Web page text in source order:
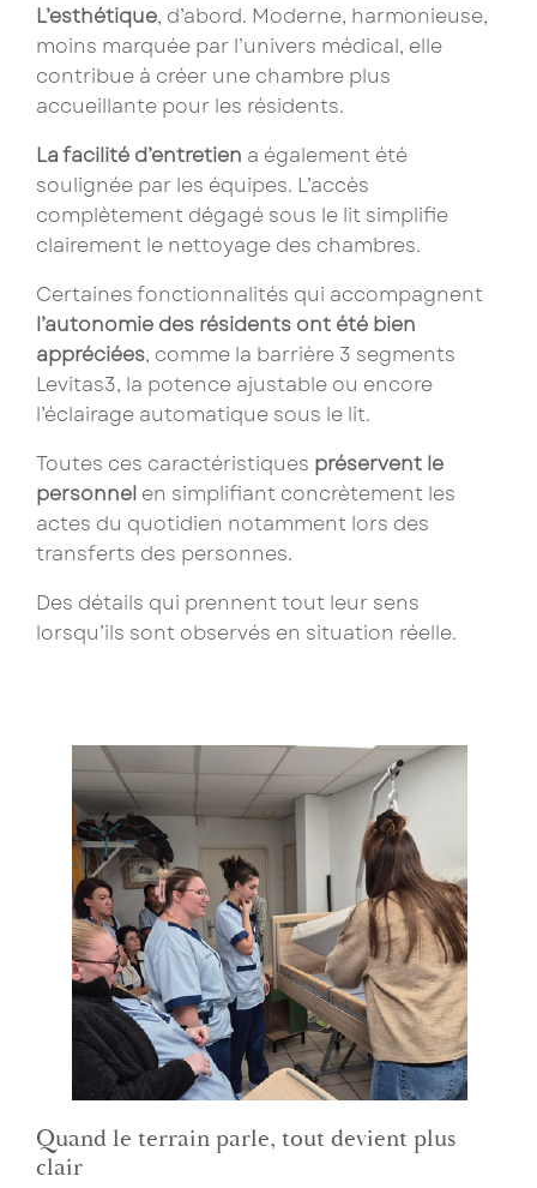
L’esthétique, d’abord. Moderne, harmonieuse,
moins marquée par l’univers médical, elle
contribue à créer une chambre plus
accueillante pour les résidents.
La facilité d’entretien a également été
soulignée par les équipes. L’accès
complètement dégagé sous le lit simplifie
clairement le nettoyage des chambres.
Certaines fonctionnalités qui accompagnent
l’autonomie des résidents ont été bien
appréciées, comme la barrière 3 segments
Levitas3, la potence ajustable ou encore
l’éclairage automatique sous le lit.
Toutes ces caractéristiques préservent le
personnel en simplifiant concrètement les
actes du quotidien notamment lors des
transferts des personnes.
Des détails qui prennent tout leur sens
lorsqu’ils sont observés en situation réelle.
Quand le terrain parle, tout devient plus
clair